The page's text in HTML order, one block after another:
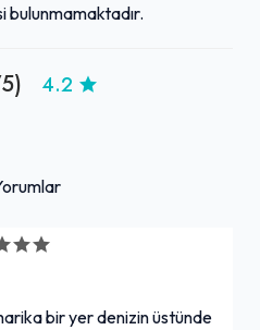
bulunmamaktadır.
4.2
bir yer denizin üstünde